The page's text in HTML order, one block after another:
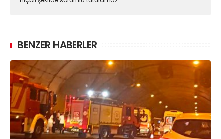
BENZER HABERLER